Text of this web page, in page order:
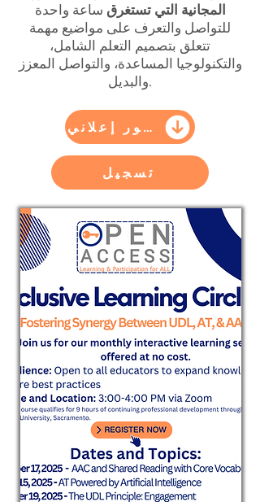
المجانية التي تستغرق ساعة واحدة
للتواصل والتعرف على مواضيع مهمة
تتعلق بتصميم التعلم الشامل،
والتكنولوجيا المساعدة، والتواصل المعزز
والبديل.
منشور إعلاني
تسجيل